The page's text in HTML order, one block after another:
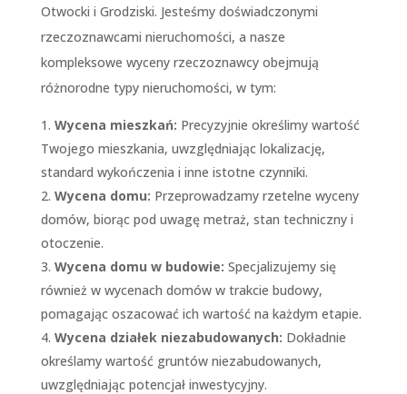
Otwocki i Grodziski. Jesteśmy doświadczonymi
rzeczoznawcami nieruchomości, a nasze
kompleksowe wyceny rzeczoznawcy obejmują
różnorodne typy nieruchomości, w tym:
Wycena mieszkań: Precyzyjnie określimy wartość
Twojego mieszkania, uwzględniając lokalizację,
standard wykończenia i inne istotne czynniki.
Wycena domu: Przeprowadzamy rzetelne wyceny
domów, biorąc pod uwagę metraż, stan techniczny i
otoczenie.
Wycena domu w budowie: Specjalizujemy się
również w wycenach domów w trakcie budowy,
pomagając oszacować ich wartość na każdym etapie.
Wycena działek niezabudowanych: Dokładnie
określamy wartość gruntów niezabudowanych,
uwzględniając potencjał inwestycyjny.